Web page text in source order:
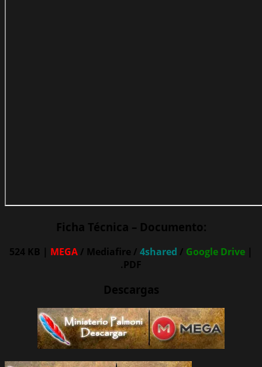
Ficha Técnica – Documento:
524 KB | MEGA / Mediafire / 4shared / Google Drive |
.PDF
Descargas